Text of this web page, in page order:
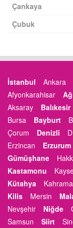
Çankaya
Çubuk
İstanbul Ankara
Afyonkarahisar
Aksaray
Balıkesir
Bursa
Bayburt
Çorum
Denizli
Erzincan
Erzurum
Gümüşhane
Kastamonu
Kütahya
Kilis
Mersin
Nevşehir
Niğde
Samsun
Siirt